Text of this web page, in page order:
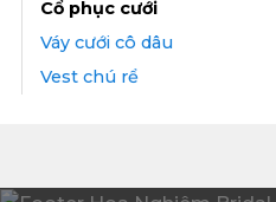
Cổ phục cưới
Váy cưới cô dâu
Vest chú rể